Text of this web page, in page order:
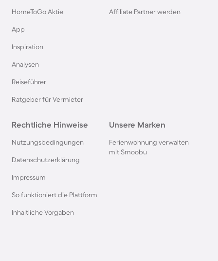
Chalets in Deutschland
Chalets in Bayern
Chalets in Frankreich
Chalets in der Schweiz
HomeToGo Aktie
App
Inspiration
Analysen
Reiseführer
Ratgeber für Vermieter
Affiliate Partner werden
Rechtliche Hinweise
Nutzungsbedingungen
Datenschutzerklärung
Impressum
So funktioniert die Plattform
Inhaltliche Vorgaben
Unsere Marken
Ferienwohnung verwalten
mit Smoobu